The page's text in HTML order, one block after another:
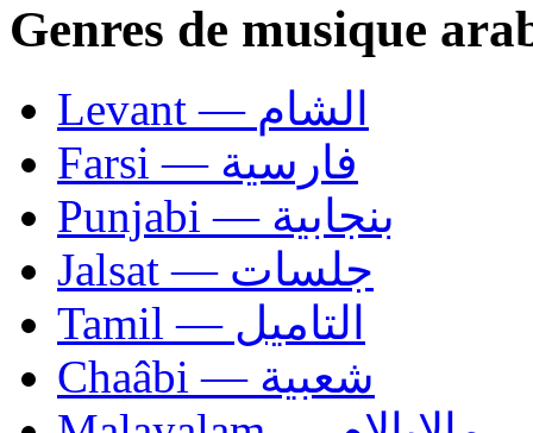
Genres de musique
Levant — الشام
Farsi — فارسية
Punjabi — بنجابية
Jalsat — جلسات
Tamil — التاميل
Chaâbi — شعبية